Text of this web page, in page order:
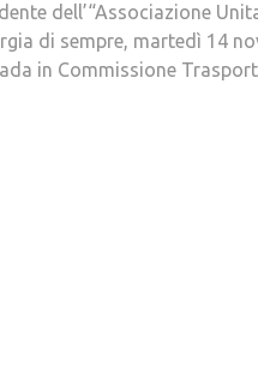
dell’“Associazione
di sempre, martedì 14
in Commissione